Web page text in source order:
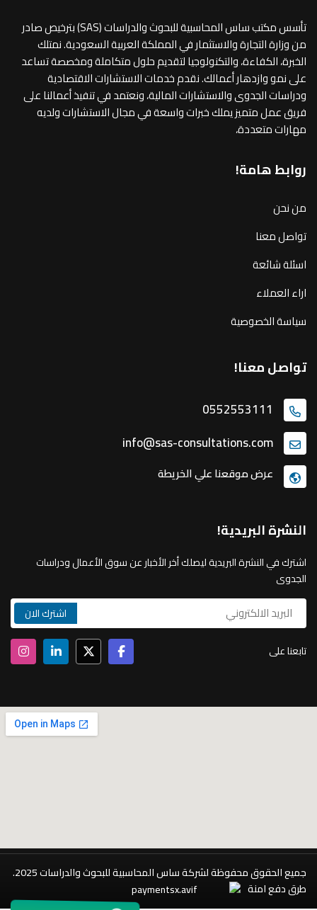
تأسس مكتب ساس المحاسبية للبحوث والدراسات (SAS) بترخيص صادر
من وزارة التجارة والاستثمار في المملكة العربية السعودية. نمتلك
الخبرة، الكفاءة، والتكنولوجيا لتقديم حلول متكاملة ومخصصة تساعد
على نمو وازدهار أعمالك. نقدم خدمات الاستشارات الاقتصادية
ودراسات الجدوى والاستشارات المالية، ونعتمد في تنفيذ أعمالنا على
فريق عمل متميز يملك خبرات واسعة في مجال الاستشارات ولديه
مهارات متعددة،
روابط هامة!
من نحن
تواصل معنا
اسئلة شائعة
اراء العملاء
سياسة الخصوصية
تواصل معنا!
0552553111
info@sas-consultations.com
عرض موقعنا علي الخريطة
النشرة البريدية!
اشترك في النشرة البريدية ليصلك أخر الأخبار عن سوق الأعمال ودراسات
الجدوى
تابعنا على
جميع الحقوق محفوظة لشركة ساس المحاسبية للبحوث والدراسات 2025.
طرق دفع امنة